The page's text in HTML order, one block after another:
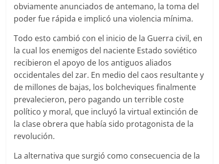
obviamente anunciados de antemano, la toma del
poder fue rápida e implicó una violencia mínima.
Todo esto cambió con el inicio de la Guerra civil, en
la cual los enemigos del naciente Estado soviético
recibieron el apoyo de los antiguos aliados
occidentales del zar. En medio del caos resultante y
de millones de bajas, los bolcheviques finalmente
prevalecieron, pero pagando un terrible coste
político y moral, que incluyó la virtual extinción de
la clase obrera que había sido protagonista de la
revolución.
La alternativa que surgió como consecuencia de la